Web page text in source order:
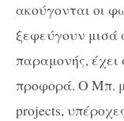
ακούγονται οι
ξεφεύγουν μισά
παραμονής, έχει
προφορά. Ο Μπ.
projects,